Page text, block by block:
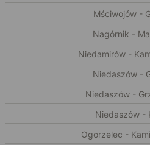
Mściwojów -
Nagórnik -
Niedamirów -
Niedaszów -
Niedaszów -
Niedaszów -
Ogorzelec -